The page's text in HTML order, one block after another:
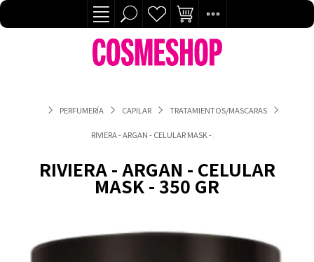
PERFUMERÍA CAPILAR TRATAMIENTOS/MASCARAS
RIVIERA - ARGAN - CELULAR MASK - 350 GR
RIVIERA - ARGAN - CELULAR
MASK - 350 GR